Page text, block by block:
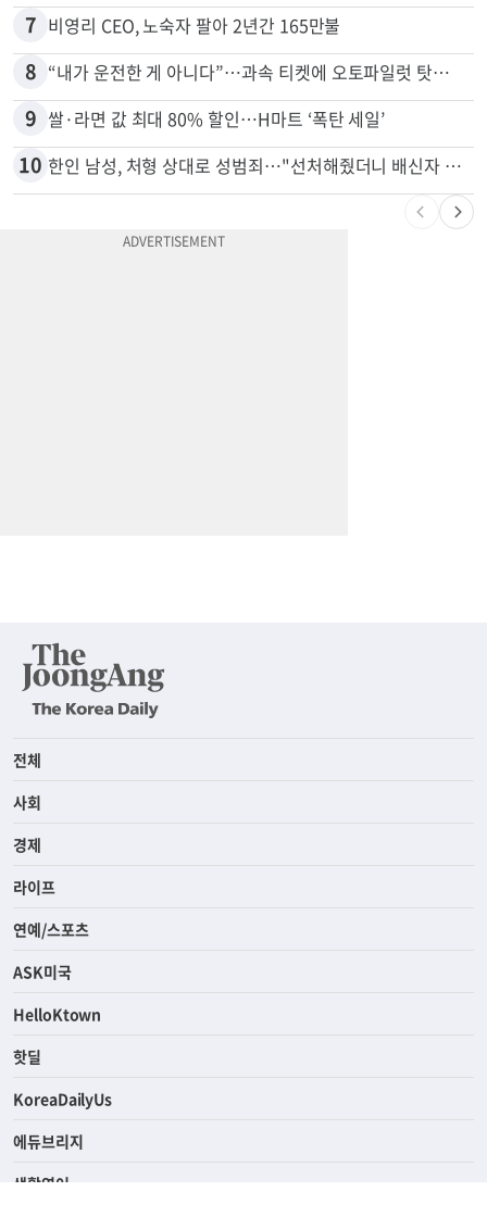
6 취업 잘되는 대학 1위는?…하버드 3위
7 비영리 CEO, 노숙자 팔아 2년간 165만불
8
9 쌀·라면 값 최대 80% 할인…H마트 ‘폭탄 세일’
한인 남성, 처형 상대로 성범죄…"선처해줬더니 배신자 취급"
전체
사회
경제
라이프
연예/스포츠
ASK미국
HelloKtown
핫딜
KoreaDailyUs